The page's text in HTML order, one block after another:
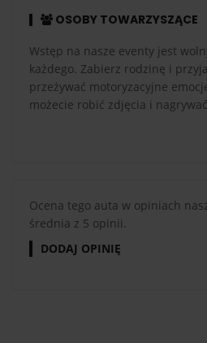
OSOBY TOWARZYSZĄCE
Wstęp na nasze eventy jest
każdego. Zabierz rodzinę i
przeżywać motoryzacyjne
możecie robić zdjęcia i
Ocena tego auta w opiniach
średnia z 5 opinii.
DODAJ OPINIĘ